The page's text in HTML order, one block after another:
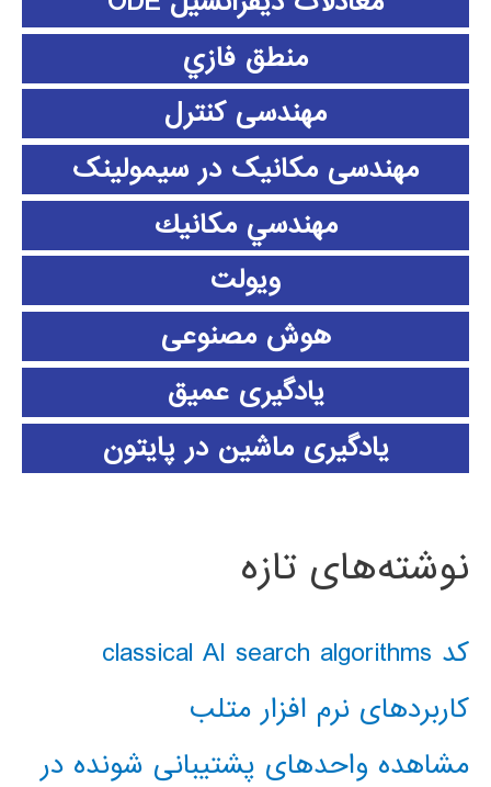
منطق فازي
مهندسی کنترل
مهندسی مکانیک در سیمولینک
مهندسي مكانيك
ویولت
هوش مصنوعی
یادگیری عمیق
یادگیری ماشین در پایتون
نوشته‌های تازه
کد classical AI search algorithms
کاربردهای نرم افزار متلب
مشاهده واحدهای پشتیبانی شونده در